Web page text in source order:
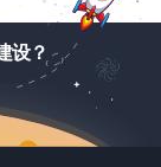
设？